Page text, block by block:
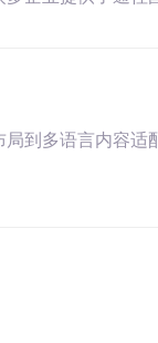
到多语言内容适